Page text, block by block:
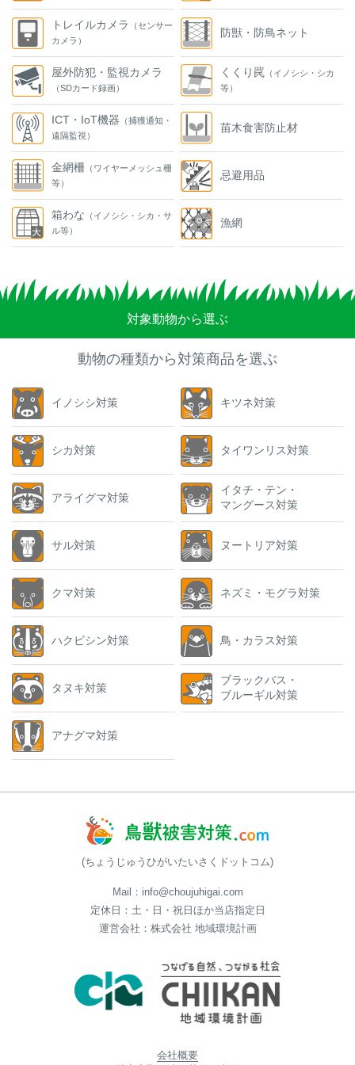
トレイルカメラ
（センサー
カメラ）
屋外防犯・監視カメラ
（SDカード録画）
ICT・IoT機器 （捕獲通知・
遠隔監視）
金網柵 （ワイヤーメッシュ柵
等）
箱わな （イノシシ・シカ・サ
ル等）
防獣・防鳥ネット
くくり罠 （イノシシ・シカ
等）
苗木食害防止材
忌避用品
漁網
対象動物から選ぶ
動物の種類から対策商品を選ぶ
イノシシ対策
シカ対策
アライグマ対策
サル対策
クマ対策
ハクビシン対策
タヌキ対策
アナグマ対策
キツネ対策
タイワンリス対策
イタチ・テン・
マングース対策
ヌートリア対策
ネズミ・モグラ対策
鳥・カラス対策
ブラックバス・
ブルーギル対策
(ちょうじゅうひがいたいさくドットコム)
Mail：info@choujuhigai.com
定休日：土・日・祝日ほか当店指定日
運営会社：株式会社 地域環境計画
会社概要